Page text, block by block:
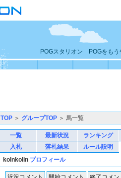
POGスタリオン POGをもう
TOP ＞ グループTOP ＞ 馬一覧
一覧 最新状況
ランキング
入札
落札結果
ルール説明
kolnkolin プロフィール